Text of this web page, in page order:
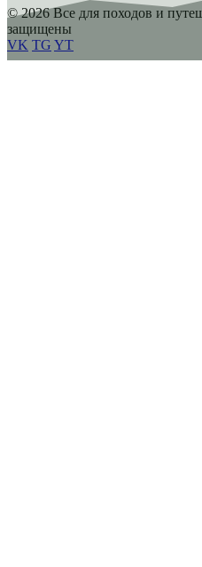
© 2026 Все для походов и
защищены
VK TG YT